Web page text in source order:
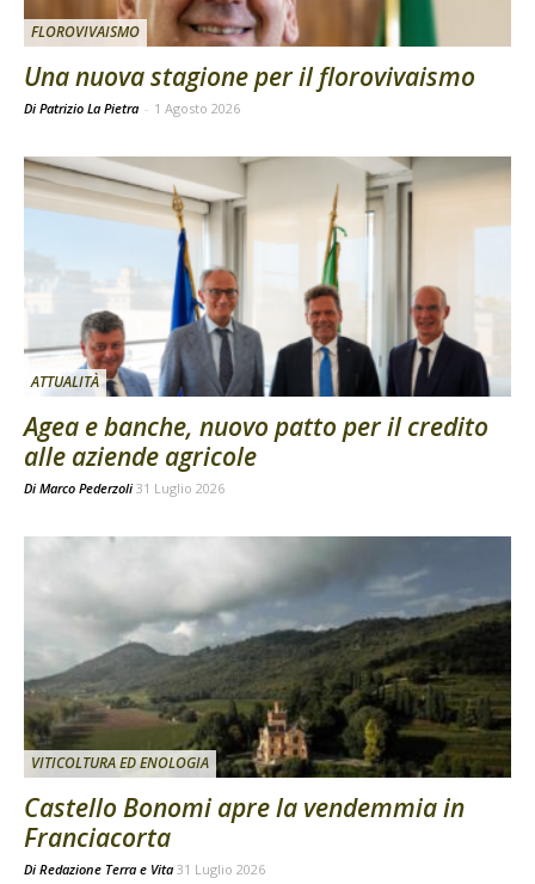
FLOROVIVAISMO
Una nuova stagione per il florovivaismo
Di Patrizio La Pietra - 1 Agosto 2026
ATTUALITÀ
Agea e banche, nuovo patto per il credito
alle aziende agricole
Di Marco Pederzoli 31 Luglio 2026
VITICOLTURA ED ENOLOGIA
Castello Bonomi apre la vendemmia in
Franciacorta
Di Redazione Terra e Vita 31 Luglio 2026